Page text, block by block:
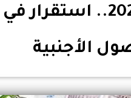
سعر الدولار اليوم الأحد 8 يونيو
الأجنبية